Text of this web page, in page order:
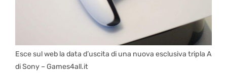
Esce sul web la data d’uscita di una nuova esclusiva tripla A
di Sony – Games4all.it